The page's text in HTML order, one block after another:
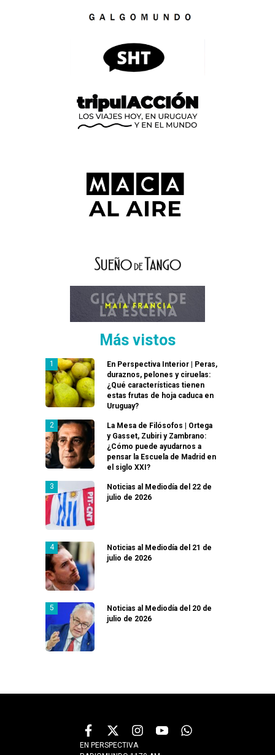
Más vistos
En Perspectiva Interior | Peras,
duraznos, pelones y ciruelas:
¿Qué características tienen
estas frutas de hoja caduca en
Uruguay?
La Mesa de Filósofos | Ortega
y Gasset, Zubiri y Zambrano:
¿Cómo puede ayudarnos a
pensar la Escuela de Madrid en
el siglo XXI?
Noticias al Mediodía del 22 de
julio de 2026
Noticias al Mediodía del 21 de
julio de 2026
Noticias al Mediodía del 20 de
julio de 2026
EN PERSPECTIVA